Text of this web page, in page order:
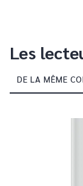
Les
DE LA MÊME